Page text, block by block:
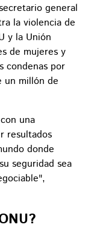
general
la violencia de
y la Unión
de mujeres y
condenas por
un millón de
una
resultados
donde
seguridad sea